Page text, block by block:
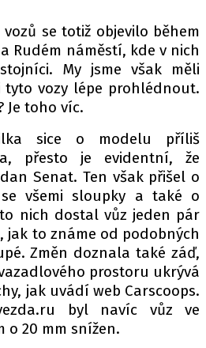
serveru autoroad.cz je
s.r.o., IČ: 118 23 054
se totiž objevilo během
Rudém náměstí, kde v nich
My jsme však měli
tyto vozy lépe prohlédnout.
Je toho víc.
sice o modelu příliš
přesto je evidentní, že
Senat. Ten však přišel o
všemi sloupky a také o
nich dostal vůz jeden pár
jak to známe od podobných
Změn doznala také záď,
prostoru ukrývá
jak uvádí web Carscoops.
byl navíc vůz ve
o 20 mm snížen.